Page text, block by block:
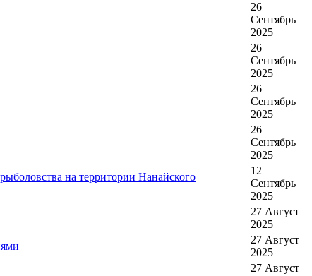
26
Сентябрь
2025
26
Сентябрь
2025
26
Сентябрь
2025
26
Сентябрь
2025
на территории Нанайского
12
Сентябрь
2025
27 Август
2025
27 Август
2025
27 Август